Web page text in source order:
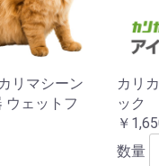
リマシーン
ウェットフ
カリ
ック
￥
数量